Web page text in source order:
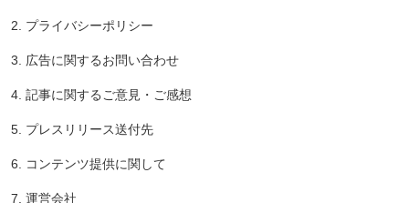
2. プライバシーポリシー
3. 広告に関するお問い合わせ
4. 記事に関するご意見・ご感想
5. プレスリリース送付先
6. コンテンツ提供に関して
7. 運営会社